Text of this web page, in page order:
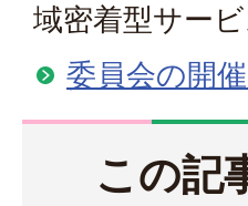
域密着型サー
委員会の開
この記